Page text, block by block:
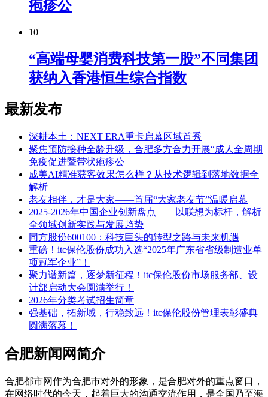
疱疹公
10
“高端母婴消费科技第一股”不同集团
获纳入香港恒生综合指数
最新发布
深耕本土：NEXT ERA重卡启幕区域首秀
聚焦预防接种全龄升级，合肥多方合力开展“成人全周期
免疫促进暨带状疱疹公
成美AI精准获客效果怎么样？从技术逻辑到落地数据全
解析
老友相伴，才是大家——首届“大家老友节”温暖启幕
2025-2026年中国企业创新盘点——以联想为标杆，解析
全领域创新实践与发展趋势
同方股份600100：科技巨头的转型之路与未来机遇
重磅！itc保伦股份成功入选“2025年广东省省级制造业单
项冠军企业”！
聚力谱新篇，逐梦新征程！itc保伦股份市场服务部、设
计部启动大会圆满举行！
2026年分类考试招生简章
强基础，拓新域，行稳致远！itc保伦股份管理表彰盛典
圆满落幕！
合肥新闻网简介
合肥都市网作为合肥市对外的形象，是合肥对外的重点窗口，
在网络时代的今天，起着巨大的沟通交流作用，是全国乃至海